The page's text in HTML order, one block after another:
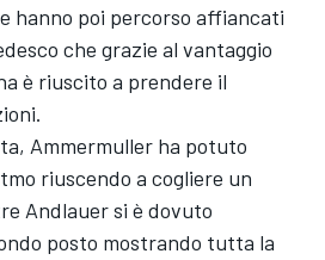
hanno poi percorso affiancati
che grazie al vantaggio
è riuscito a prendere il
Ammermuller ha potuto
riuscendo a cogliere un
Andlauer si è dovuto
posto mostrando tutta la